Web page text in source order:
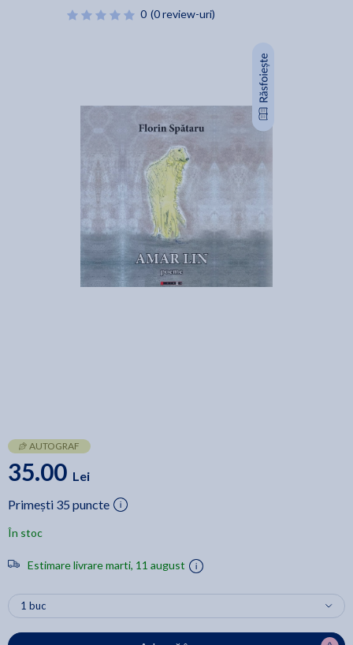
0 (0 review-uri)
AUTOGRAF
35.00 Lei
Primești 35 puncte
În stoc
Estimare livrare marti, 11 august